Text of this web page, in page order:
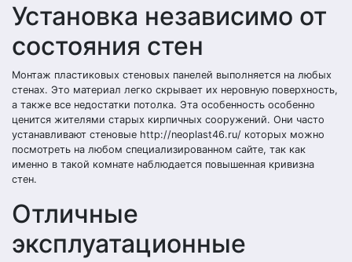
Установка независимо от
состояния стен
Монтаж пластиковых стеновых панелей выполняется на любых
стенах. Это материал легко скрывает их неровную поверхность,
а также все недостатки потолка. Эта особенность особенно
ценится жителями старых кирпичных сооружений. Они часто
устанавливают стеновые http://neoplast46.ru/ которых можно
посмотреть на любом специализированном сайте, так как
именно в такой комнате наблюдается повышенная кривизна
стен.
Отличные
эксплуатационные